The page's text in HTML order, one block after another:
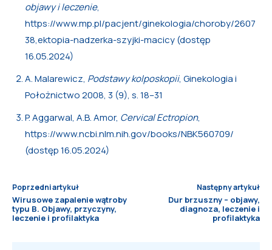
objawy i leczenie,
https://www.mp.pl/pacjent/ginekologia/choroby/2607
38,ektopia-nadzerka-szyjki-macicy (dostęp
16.05.2024)
A. Malarewicz, Podstawy kolposkopii, Ginekologia i
Położnictwo 2008, 3 (9), s. 18–31
P. Aggarwal, A.B. Amor, Cervical Ectropion,
https://www.ncbi.nlm.nih.gov/books/NBK560709/
(dostęp 16.05.2024)
Poprzedni artykuł
Wirusowe zapalenie wątroby
typu B. Objawy, przyczyny,
leczenie i profilaktyka
Następny artykuł
Dur brzuszny – objawy,
diagnoza, leczenie i
profilaktyka